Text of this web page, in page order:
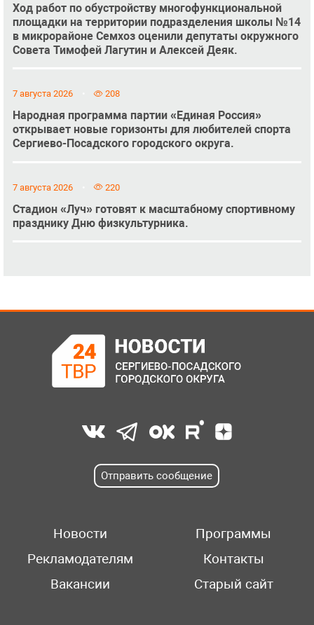
Ход работ по обустройству многофункциональной
площадки на территории подразделения школы №14
в микрорайоне Семхоз оценили депутаты окружного
Совета Тимофей Лагутин и Алексей Деяк.
7 августа 2026 208
Народная программа партии «Единая Россия»
открывает новые горизонты для любителей спорта
Сергиево-Посадского городского округа.
7 августа 2026 220
Стадион «Луч» готовят к масштабному спортивному
празднику Дню физкультурника.
Отправить сообщение
Новости
Программы
Рекламодателям
Контакты
Вакансии
Старый сайт